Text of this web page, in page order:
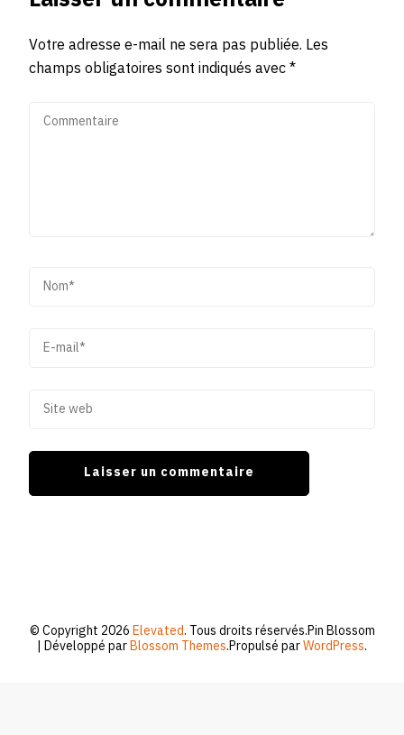
Votre adresse e-mail ne sera pas publiée. Les
champs obligatoires sont indiqués avec*
© Copyright 2026Elevated. Tous droits réservés.Pin Blossom
| Développé parBlossom Themes.Propulsé parWordPress.